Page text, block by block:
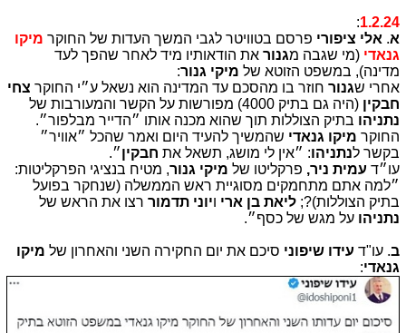
1.2.24
:
א. אלי ציפורי פרסם בטוויטר לגבי המשך העדות של החוקר מיקו
גנאדי (מי שגבה מגנור את הודאותיו מיד לאחר שהפך לעד
מדינה), במשפט הזוטא של מיקי גנור:
אחרי שגנור חוזר בו מהסכם עד המדינה הוא נשאל ע״י החוקר צחי
חבקין (היה גם בתיק 4000) מפורשות על הקשר והמעורבות של
נתניהו בתיק הצוללות תוך שהוא מכנה אותו ״הדייר מבלפור״.
החוקר מיקו גנאדי שהמשיך להעיד היום ואמר שהכל ״אוויר״
בקשר לנתניהו: ״אין לי מושג, תשאל את חבקין״.
עו״ד עמית ניר, פרקליטו של מיקי גנור, מטיח בנציגי הפרקליטות:
״למה אתם מתחמקים מסוגיית ראש הממשלה (שנחקר בפועל
בתיק הצוללות)?; ליאת בן ארי ויוני תדמור רצו את הראש של
נתניהו על מגש של כסף״.
ב. עו"ד עידו שיפוני סיכם את יום החקירה השני והאחרון של מיקו
גנאדי: